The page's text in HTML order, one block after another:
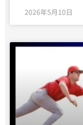
2026年5月10日